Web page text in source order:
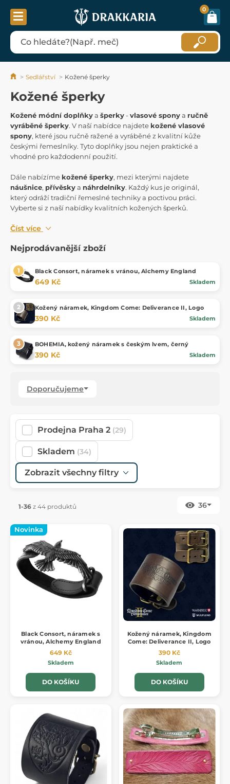
0
Sedlářství Kožené šperky
Kožené šperky
Kožené módní doplňkya šperky-vlasové sponya ručně
vyráběné šperky. V naší nabídce najdete kožené vlasové
spony, které jsou ručně ražené a vyráběné z kvalitní kůže
českými řemeslníky. Tyto doplňky jsou nejen praktické a
vhodné pro každodenní použití.
Dále nabízíme kožené šperky, mezi kterými najdete
náušnice, přívěskya náhrdelníky. Každý kus je originál,
který odráží tradiční řemeslné techniky a poctivou práci.
Vyberte si z naší nabídky kvalitních kožených šperků.
Číst více
Nejprodávanější zboží
Black Consort, náramek s vránou, Alchemy England
649 Kč Skladem
Kožený náramek, Kingdom Come: Deliverance II, Logo
390 Kč Skladem
BOHEMIA, kožený náramek s českým lvem, černý
390 Kč Skladem
Doporučujeme
Prodejna Praha 2 (29)
Skladem (34)
Zobrazit všechny filtry
1-36 z 44 produktů 36
Novinka
Black Consort, náramek s
vránou, Alchemy England
649 Kč
Skladem
DO KOŠÍKU
Kožený náramek, Kingdom
Come: Deliverance II, Logo
390 Kč
Skladem
DO KOŠÍKU